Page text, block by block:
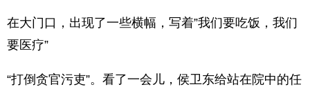
在大门口，出现了一些横幅，写着”我们要吃饭，我们
要医疗”
“打倒贪官污吏”。看了一会儿，侯卫东给站在院中的任